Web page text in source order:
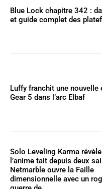
Blue Lock chapitre 342 :
et guide complet des
Luffy franchit une nouvelle
Gear 5 dans l’arc Elbaf
Solo Leveling Karma
l’anime tait depuis deux
Netmarble ouvre la Faille
dimensionnelle avec un